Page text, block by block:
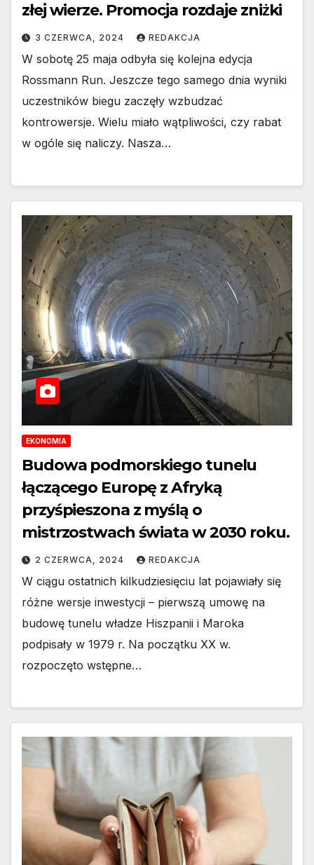
złej wierze. Promocja rozdaje zniżki
3 CZERWCA, 2024 REDAKCJA
W sobotę 25 maja odbyła się kolejna edycja
Rossmann Run. Jeszcze tego samego dnia wyniki
uczestników biegu zaczęły wzbudzać
kontrowersje. Wielu miało wątpliwości, czy rabat
w ogóle się naliczy. Nasza…
EKONOMIA
Budowa podmorskiego tunelu
łączącego Europę z Afryką
przyśpieszona z myślą o
mistrzostwach świata w 2030 roku.
2 CZERWCA, 2024 REDAKCJA
W ciągu ostatnich kilkudziesięciu lat pojawiały się
różne wersje inwestycji – pierwszą umowę na
budowę tunelu władze Hiszpanii i Maroka
podpisały w 1979 r. Na początku XX w.
rozpoczęto wstępne…